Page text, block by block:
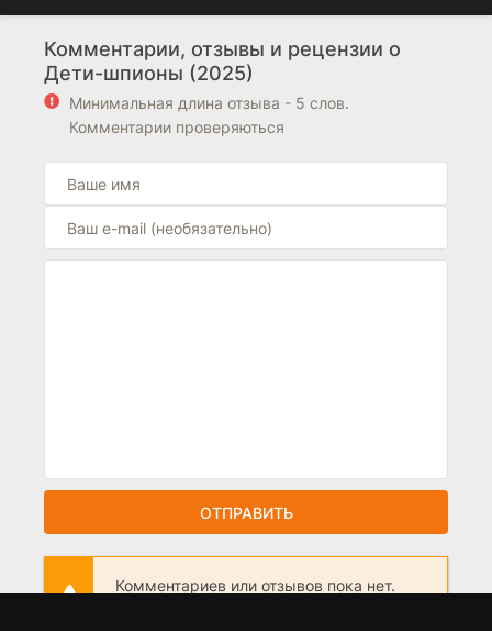
Комментарии, отзывы и рецензии о
Дети-шпионы (2025)
Минимальная длина отзыва - 5 слов.
Комментарии проверяються
ОТПРАВИТЬ
Комментариев или отзывов пока нет.